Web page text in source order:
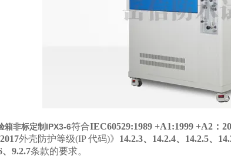
箱非标定制IPX3-6符合IEC60529:1989 +A1:1999 +A2 ：
外壳防护等级(IP 代码)》 14.2.3、14.2.4、14.2.5、
、9.2.7条款的要求。